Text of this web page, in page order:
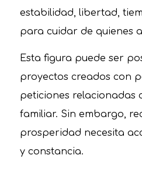
estabilidad, libertad,
para cuidar de quienes
Esta figura puede ser
proyectos creados con
peticiones relacionadas
familiar. Sin embargo,
prosperidad necesita
y constancia.